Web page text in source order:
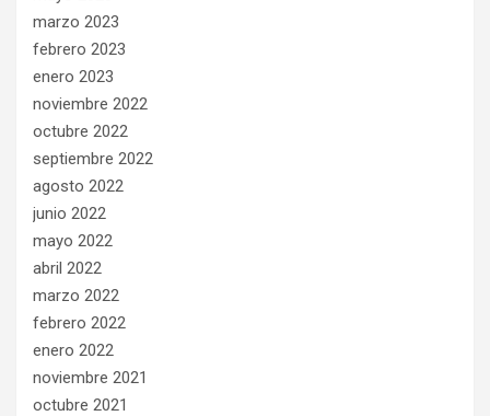
marzo 2023
febrero 2023
enero 2023
noviembre 2022
octubre 2022
septiembre 2022
agosto 2022
junio 2022
mayo 2022
abril 2022
marzo 2022
febrero 2022
enero 2022
noviembre 2021
octubre 2021